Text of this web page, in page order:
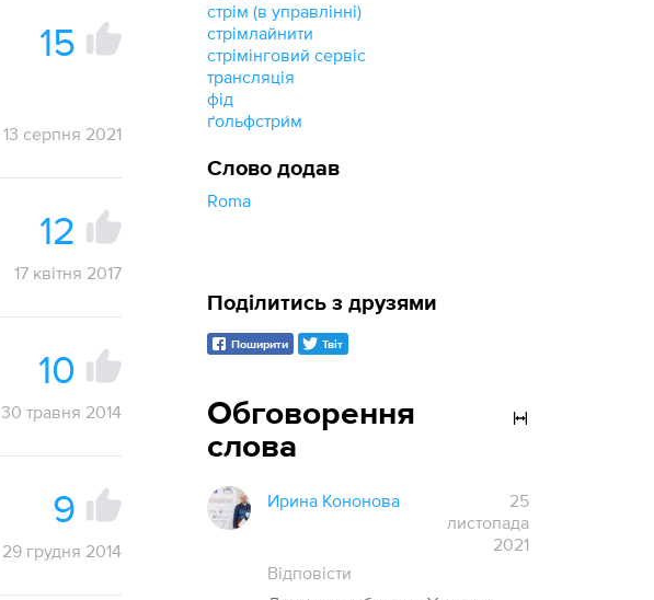
стрім (в управлінні)
стрімлайнити
стрімінговий сервіс
трансляція
фід
ґольфстри́м
Слово додав
Roma
15
13 серпня 2021
12
17 квітня 2017
10
30 травня 2014
9
29 грудня 2014
Обговорення
слова
Ирина Кононова
25
листопада
2021
Відповісти
Поділитись з друзями
Поширити Твіт